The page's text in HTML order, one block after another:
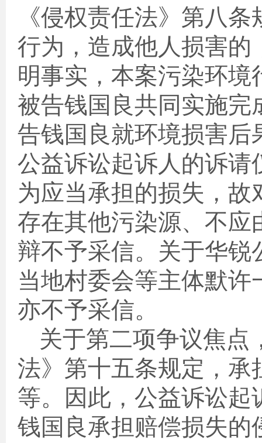
《侵权责任法》第八
行为，造成他人损害的
明事实，本案污染环
被告钱国良共同实施完
告钱国良就环境损害后
公益诉讼起诉人的诉请
为应当承担的损失，
存在其他污染源、不应
辩不予采信。关于华
当地村委会等主体默
亦不予采信。
关于第二项争议焦点
法》第十五条规定，
等。因此，公益诉讼
钱国良承担赔偿损失的